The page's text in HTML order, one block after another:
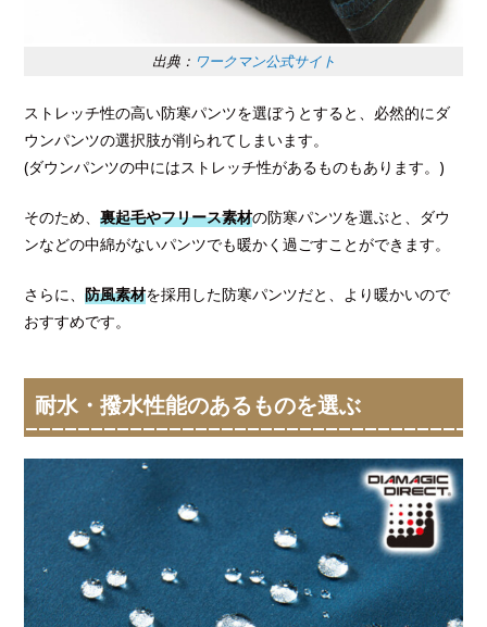
出典： ワークマン公式サイト
ストレッチ性の高い防寒パンツを選ぼうとすると、必然的にダ
ウンパンツの選択肢が削られてしまいます。
(ダウンパンツの中にはストレッチ性があるものもあります。)
そのため、裏起毛やフリース素材の防寒パンツを選ぶと、ダウ
ンなどの中綿がないパンツでも暖かく過ごすことができます。
さらに、防風素材を採用した防寒パンツだと、より暖かいので
おすすめです。
耐水・撥水性能のあるものを選ぶ